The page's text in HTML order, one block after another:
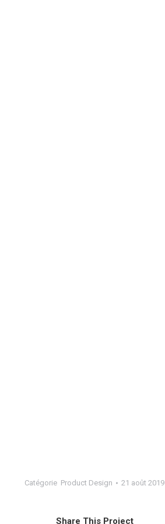
Catégorie Product Design 21 août 2019
Share This Project